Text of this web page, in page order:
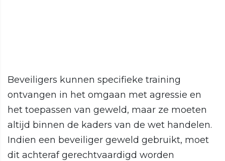
Beveiligers kunnen specifieke training
ontvangen in het omgaan met agressie en
het toepassen van geweld, maar ze moeten
altijd binnen de kaders van de wet handelen.
Indien een beveiliger geweld gebruikt, moet
dit achteraf gerechtvaardigd worden